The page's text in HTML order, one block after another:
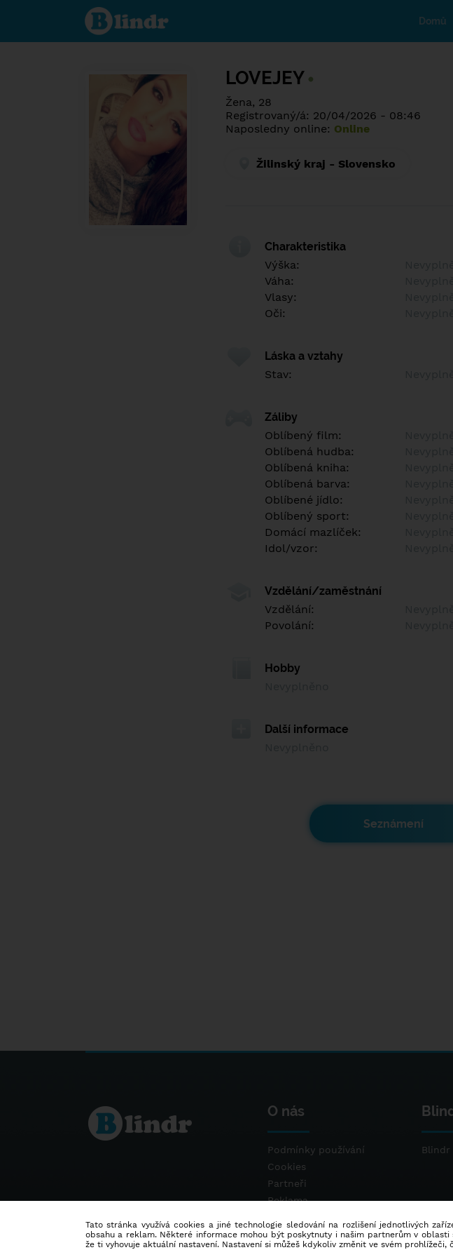
Poznej co je
pod maskou.
Seznamovací
Domů
LOVEJEY
Žena, 28
Registrovaný/á: 20/04/2026 - 08:46
Naposledny online: Online
Žilinský kraj - Slovensko
Charakteristika
Výška:
Váha:
Vlasy:
Oči:
Láska a vztahy
Stav:
Záliby
Oblíbený film:
Oblíbená hudba:
Oblíbená kniha:
Oblíbená barva:
Oblíbené jídlo:
Oblíbený sport:
Domácí mazlíček:
Idol/vzor:
Vzdělání/zaměstnání
Vzdělání:
Povolání:
Hobby
Další informace
Seznámení
O nás
Podmínky používání
Cookies
Partneři
Reklama
Blindr
Tato stránka využívá cookies a jiné technologie sledování na rozlišení jednotlivých
obsahu a reklam. Některé informace mohou být poskytnuty i našim partnerům v
že ti vyhovuje aktuální nastavení. Nastavení si můžeš kdykoliv změnit ve svém